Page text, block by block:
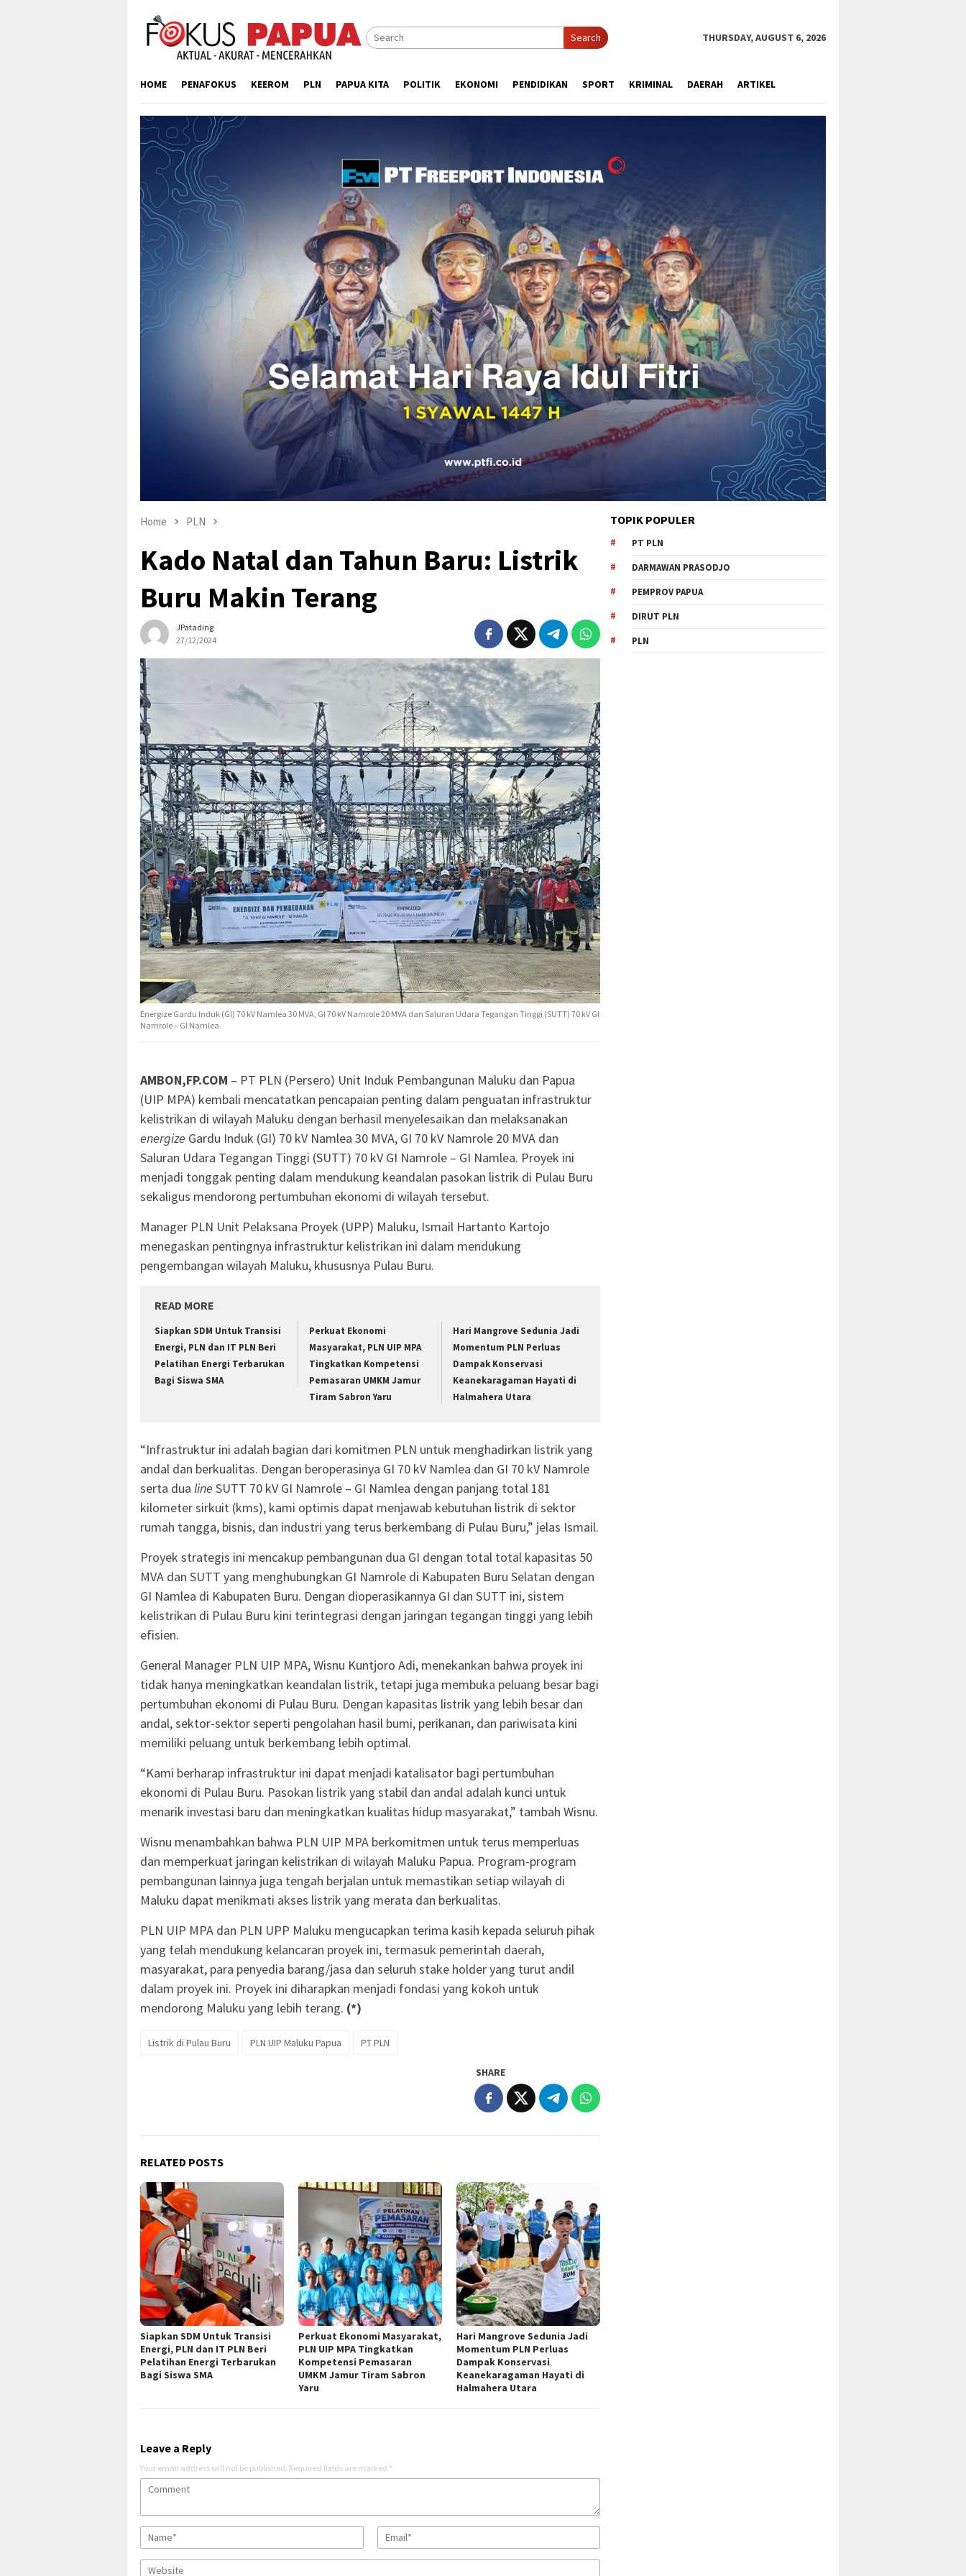
content
Search THURSDAY, AUGUST 6, 2026
HOME PENAFOKUS KEEROM PLN PAPUA KITA POLITIK EKONOMI PENDIDIKAN SPORT KRIMINAL DAERAH ARTIKEL
Home PLN
Kado Natal dan Tahun Baru: Listrik
Buru Makin Terang
JPatading
27/12/2024
Energize Gardu Induk (GI) 70 kV Namlea 30 MVA, GI 70 kV Namrole 20 MVA dan Saluran Udara Tegangan Tinggi (SUTT) 70 kV GI
Namrole – GI Namlea.
AMBON,FP.COM – PT PLN (Persero) Unit Induk Pembangunan Maluku dan Papua
(UIP MPA) kembali mencatatkan pencapaian penting dalam penguatan infrastruktur
kelistrikan di wilayah Maluku dengan berhasil menyelesaikan dan melaksanakan
energize Gardu Induk (GI) 70 kV Namlea 30 MVA, GI 70 kV Namrole 20 MVA dan
Saluran Udara Tegangan Tinggi (SUTT) 70 kV GI Namrole – GI Namlea. Proyek ini
menjadi tonggak penting dalam mendukung keandalan pasokan listrik di Pulau Buru
sekaligus mendorong pertumbuhan ekonomi di wilayah tersebut.
Manager PLN Unit Pelaksana Proyek (UPP) Maluku, Ismail Hartanto Kartojo
menegaskan pentingnya infrastruktur kelistrikan ini dalam mendukung
pengembangan wilayah Maluku, khususnya Pulau Buru.
READ MORE
Siapkan SDM Untuk Transisi
Energi, PLN dan IT PLN Beri
Pelatihan Energi Terbarukan
Bagi Siswa SMA
Perkuat Ekonomi
Masyarakat, PLN UIP MPA
Tingkatkan Kompetensi
Pemasaran UMKM Jamur
Tiram Sabron Yaru
Hari Mangrove Sedunia Jadi
Momentum PLN Perluas
Dampak Konservasi
Keanekaragaman Hayati di
Halmahera Utara
“Infrastruktur ini adalah bagian dari komitmen PLN untuk menghadirkan listrik yang
andal dan berkualitas. Dengan beroperasinya GI 70 kV Namlea dan GI 70 kV Namrole
serta dua line SUTT 70 kV GI Namrole – GI Namlea dengan panjang total 181
kilometer sirkuit (kms), kami optimis dapat menjawab kebutuhan listrik di sektor
rumah tangga, bisnis, dan industri yang terus berkembang di Pulau Buru,” jelas Ismail.
Proyek strategis ini mencakup pembangunan dua GI dengan total total kapasitas 50
MVA dan SUTT yang menghubungkan GI Namrole di Kabupaten Buru Selatan dengan
GI Namlea di Kabupaten Buru. Dengan dioperasikannya GI dan SUTT ini, sistem
kelistrikan di Pulau Buru kini terintegrasi dengan jaringan tegangan tinggi yang lebih
efisien.
General Manager PLN UIP MPA, Wisnu Kuntjoro Adi, menekankan bahwa proyek ini
tidak hanya meningkatkan keandalan listrik, tetapi juga membuka peluang besar bagi
pertumbuhan ekonomi di Pulau Buru. Dengan kapasitas listrik yang lebih besar dan
andal, sektor-sektor seperti pengolahan hasil bumi, perikanan, dan pariwisata kini
memiliki peluang untuk berkembang lebih optimal.
“Kami berharap infrastruktur ini dapat menjadi katalisator bagi pertumbuhan
ekonomi di Pulau Buru. Pasokan listrik yang stabil dan andal adalah kunci untuk
menarik investasi baru dan meningkatkan kualitas hidup masyarakat,” tambah Wisnu.
Wisnu menambahkan bahwa PLN UIP MPA berkomitmen untuk terus memperluas
dan memperkuat jaringan kelistrikan di wilayah Maluku Papua. Program-program
pembangunan lainnya juga tengah berjalan untuk memastikan setiap wilayah di
Maluku dapat menikmati akses listrik yang merata dan berkualitas.
PLN UIP MPA dan PLN UPP Maluku mengucapkan terima kasih kepada seluruh pihak
yang telah mendukung kelancaran proyek ini, termasuk pemerintah daerah,
masyarakat, para penyedia barang/jasa dan seluruh stake holder yang turut andil
dalam proyek ini. Proyek ini diharapkan menjadi fondasi yang kokoh untuk
mendorong Maluku yang lebih terang. (*)
Listrik di Pulau Buru PLN UIP Maluku Papua PT PLN
SHARE
RELATED POSTS
Siapkan SDM Untuk Transisi
Energi, PLN dan IT PLN Beri
Pelatihan Energi Terbarukan
Bagi Siswa SMA
Perkuat Ekonomi Masyarakat,
PLN UIP MPA Tingkatkan
Kompetensi Pemasaran
UMKM Jamur Tiram Sabron
Yaru
Hari Mangrove Sedunia Jadi
Momentum PLN Perluas
Dampak Konservasi
Keanekaragaman Hayati di
Halmahera Utara
Leave a Reply
Your email address will not be published. Required fields are marked *
TOPIK POPULER
PT PLN
DARMAWAN PRASODJO
PEMPROV PAPUA
DIRUT PLN
PLN